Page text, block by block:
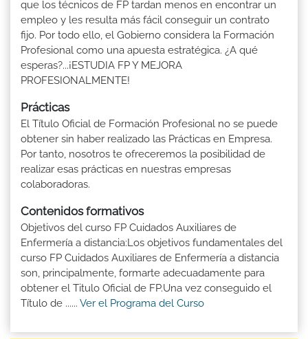
que los técnicos de FP tardan menos en encontrar un
empleo y les resulta más fácil conseguir un contrato
fijo. Por todo ello, el Gobierno considera la Formación
Profesional como una apuesta estratégica. ¿A qué
esperas?...¡ESTUDIA FP Y MEJORA
PROFESIONALMENTE!
Prácticas
El Título Oficial de Formación Profesional no se puede
obtener sin haber realizado las Prácticas en Empresa.
Por tanto, nosotros te ofreceremos la posibilidad de
realizar esas prácticas en nuestras empresas
colaboradoras.
Contenidos formativos
Objetivos del curso FP Cuidados Auxiliares de
Enfermería a distancia:Los objetivos fundamentales del
curso FP Cuidados Auxiliares de Enfermería a distancia
son, principalmente, formarte adecuadamente para
obtener el Titulo Oficial de FP.Una vez conseguido el
Título de ...... Ver el Programa del Curso